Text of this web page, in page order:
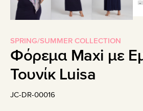
SPRING/SUMMER COLLECTION
Φόρεμα Maxi με
Τουνίκ Luisa
JC-DR-00016